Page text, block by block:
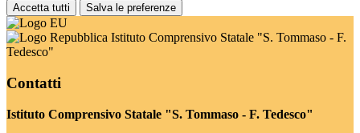
Accetta tutti Salva le preferenze
Istituto Comprensivo Statale "S. Tommaso - F.
Tedesco"
Contatti
Istituto Comprensivo Statale "S. Tommaso - F. Tedesco"